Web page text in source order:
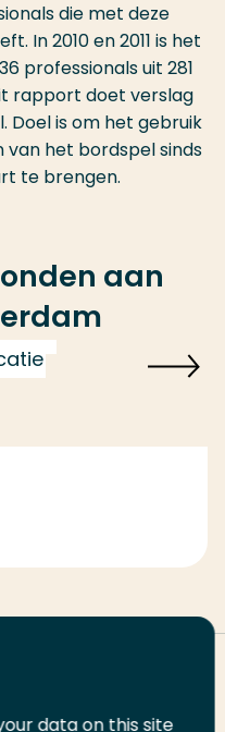
die met deze
In 2010 en 2011 is het
professionals uit 281
rapport doet verslag
Doel is om het gebruik
van het bordspel sinds
te brengen.
aan
data on this site